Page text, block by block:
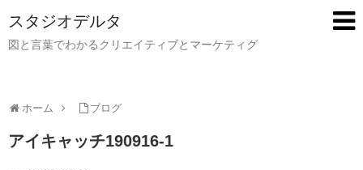
スタジオデルタ
図と言葉でわかるクリエイティブとマーケティグ
ホーム ブログ
アイキャッチ190916-1